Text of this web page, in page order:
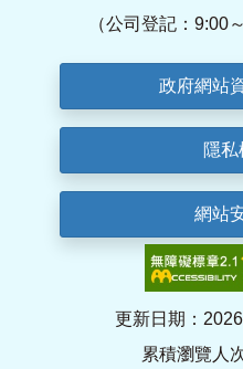
（公司登記：9:00
政府網站
隱
網站
更新日期：
累積瀏覽人